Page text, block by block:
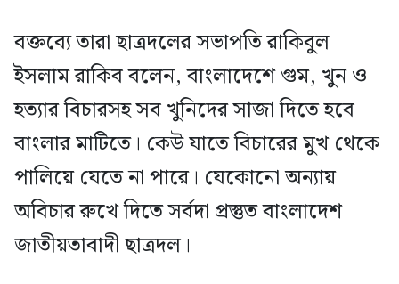
বক্তব্যে তারা ছাত্রদলের সভাপতি রাকিবুল
ইসলাম রাকিব বলেন, বাংলাদেশে গুম, খুন ও
হত‍‍্যার বিচারসহ সব খুনিদের সাজা দিতে হবে
বাংলার মাটিতে। কেউ যাতে বিচারের মুখ থেকে
পালিয়ে যেতে না পারে। যেকোনো অন‍্যায়
অবিচার রুখে দিতে সর্বদা প্রস্তুত বাংলাদেশ
জাতীয়তাবাদী ছাত্রদল।